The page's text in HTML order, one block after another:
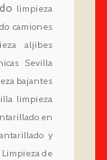
limpieza
camiones
aljibes
Sevilla
bajantes
limpieza
en
y
Limpieza de